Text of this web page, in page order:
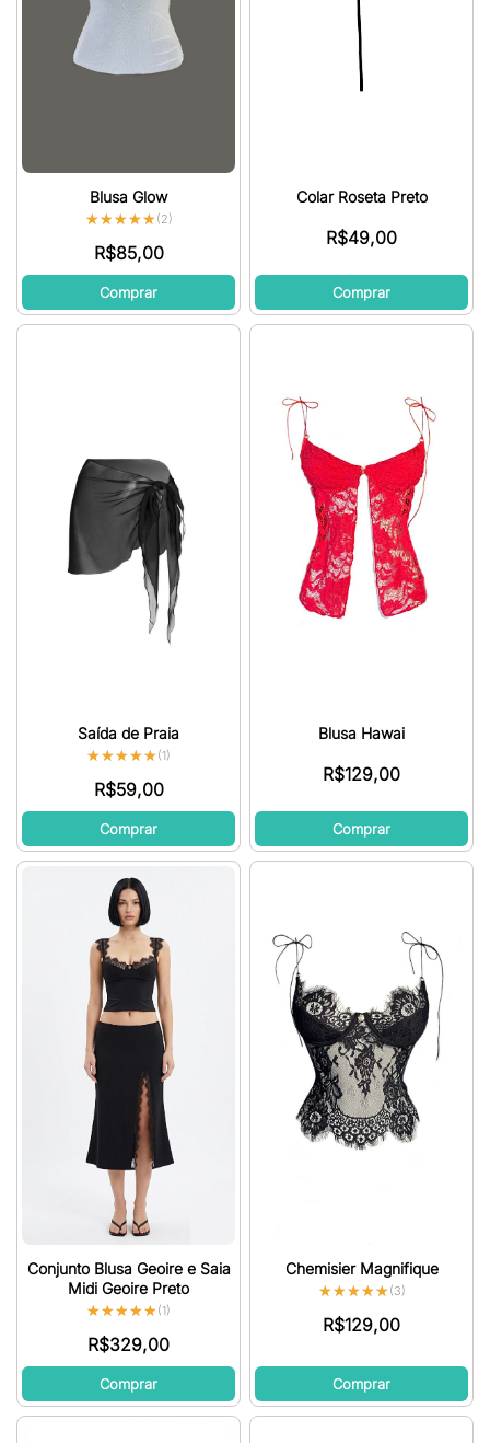
Blusa Glow
★★★★★
★★★★★(2)
R$85,00
Comprar
Colar Roseta Preto
R$49,00
Comprar
Saída de Praia
★★★★★
★★★★★(1)
R$59,00
Comprar
Blusa Hawai
R$129,00
Comprar
Conjunto Blusa Geoire e Saia
Midi Geoire Preto
★★★★★
★★★★★(1)
R$329,00
Comprar
Chemisier Magnifique
★★★★★
★★★★★(3)
R$129,00
Comprar